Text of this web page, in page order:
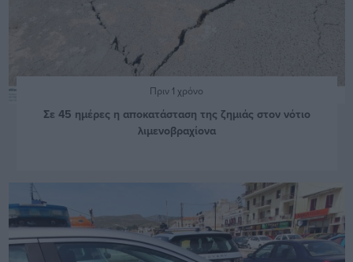
Πριν 1 χρόνο
Σε 45 ημέρες η αποκατάσταση της ζημιάς στον νότιο
λιμενοβραχίονα